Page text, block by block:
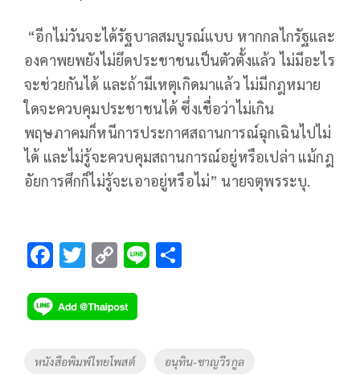
“อีกไม่วันจะได้รัฐบาลสมบูรณ์แบบ หากกลไกรัฐและ
องคาพยพยังไม่ยึดประชาชนเป็นตัวตั้งแล้ว ไม่มีอะไร
จะช่วยกันได้ และถ้ามีเหตุเกิดมาแล้ว ไม่มีกฎหมาย
ใดจะควบคุมประชาชนได้ ซึ่งเชื่อว่าไม่เกิน
พฤษภาคมก็หนีการประกาศสถานการณ์ฉุกเฉินไปไม่
ได้ และไม่รู้จะควบคุมสถานการณ์อยู่หรือเปล่า แม้กฎ
อัยการศึกก็ไม่รู้จะเอาอยู่หรือไม่” นายจตุพรระบุ.
F
e
b
o
T
tt
er
C
p
y
Li
Li
Tags
หนังสือพิมพ์ไทยโพสต์ อนุทิน-ชาญวีรกูล